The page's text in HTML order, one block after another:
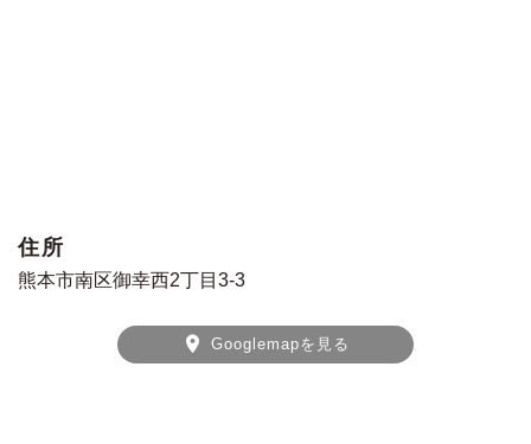
住所
熊本市南区御幸西2丁目3-3
Googlemapを見る